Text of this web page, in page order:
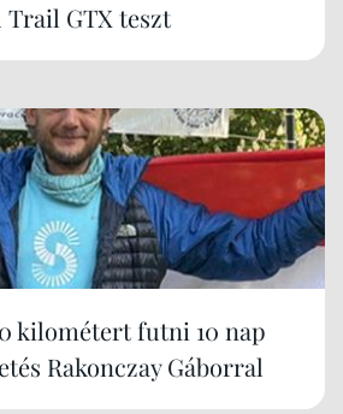
Trail GTX teszt
kilométert futni 10 nap
Rakonczay Gáborral